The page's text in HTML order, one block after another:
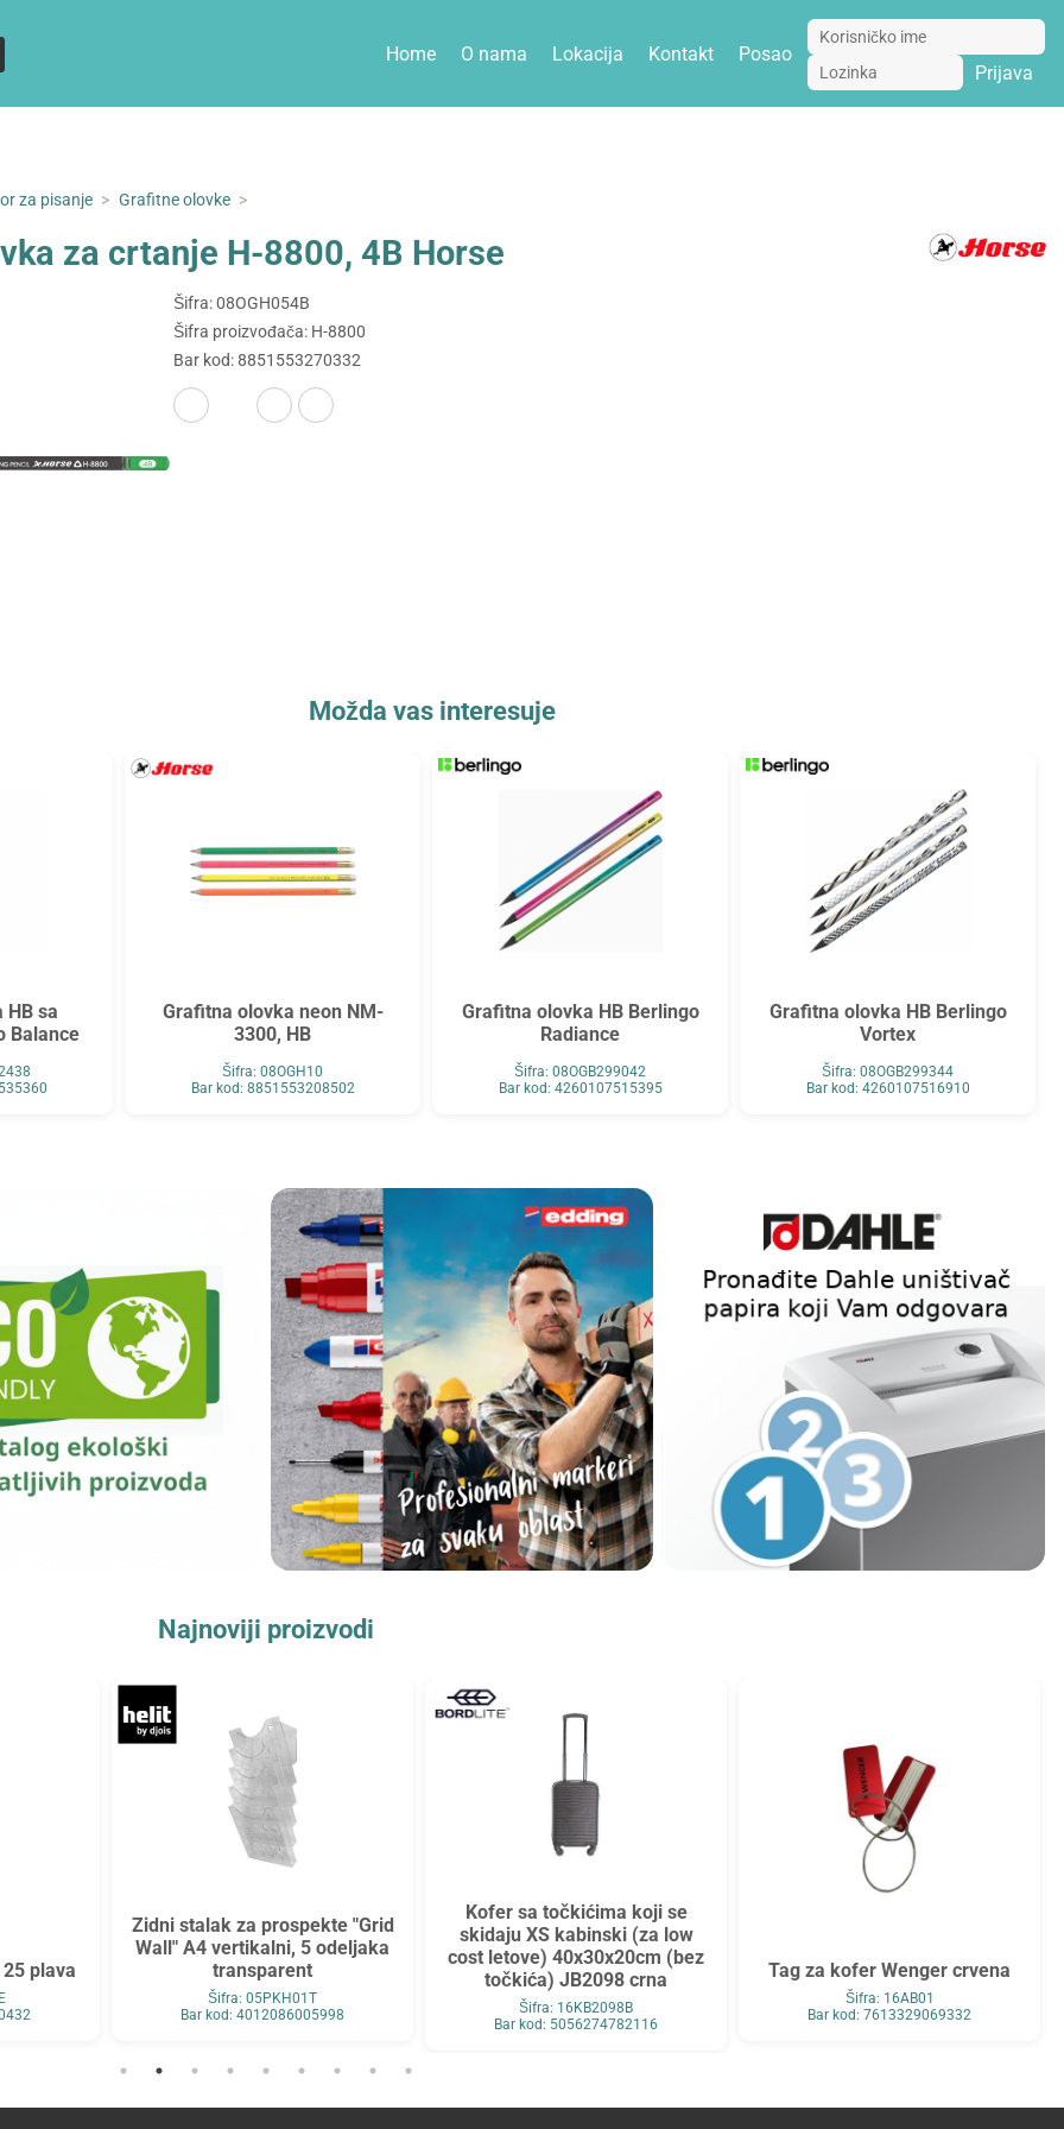
Home O nama Lokacija Kontakt
Posao
Prijava
za pisanje > Grafitne olovke >
za crtanje H-8800, 4B Horse
Šifra: 08OGH054B
Šifra proizvođača: H-8800
Bar kod: 8851553270332
Možda vas interesuje
HB sa
Balance
Grafitna olovka neon NM-
3300, HB
Šifra: 08OGH10
Bar kod: 8851553208502
Grafitna olovka HB Berlingo
Radiance
Šifra: 08OGB299042
Bar kod: 4260107515395
Grafitna olovka HB Berlingo
Vortex
Šifra: 08OGB299344
Bar kod: 4260107516910
Najnoviji proizvodi
plava
Zidni stalak za prospekte "Grid
Wall" A4 vertikalni, 5 odeljaka
transparent
Šifra: 05PKH01T
Bar kod: 4012086005998
Kofer sa točkićima koji se
skidaju XS kabinski (za low
cost letove) 40x30x20cm (bez
točkića) JB2098 crna
Šifra: 16KB2098B
Bar kod: 5056274782116
Tag za kofer Wenger crvena
Šifra: 16AB01
Bar kod: 7613329069332